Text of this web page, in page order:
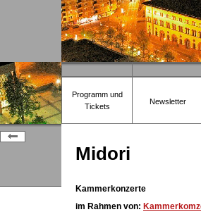
Programm und
Tickets
Newsletter
Midori
Kammerkonzerte
im Rahmen von: